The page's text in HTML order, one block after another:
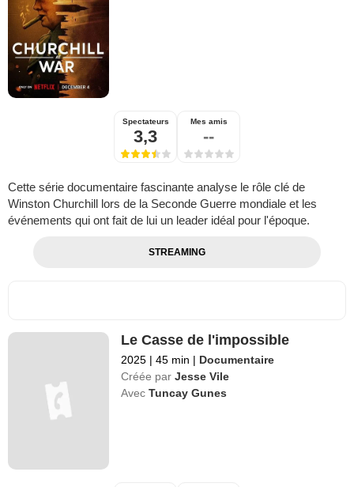
Spectateurs
3,3
Mes amis
--
Cette série documentaire fascinante analyse le rôle clé de
Winston Churchill lors de la Seconde Guerre mondiale et les
événements qui ont fait de lui un leader idéal pour l'époque.
STREAMING
Le Casse de l'impossible
2025 | 45 min | Documentaire
Créée par Jesse Vile
Avec Tuncay Gunes